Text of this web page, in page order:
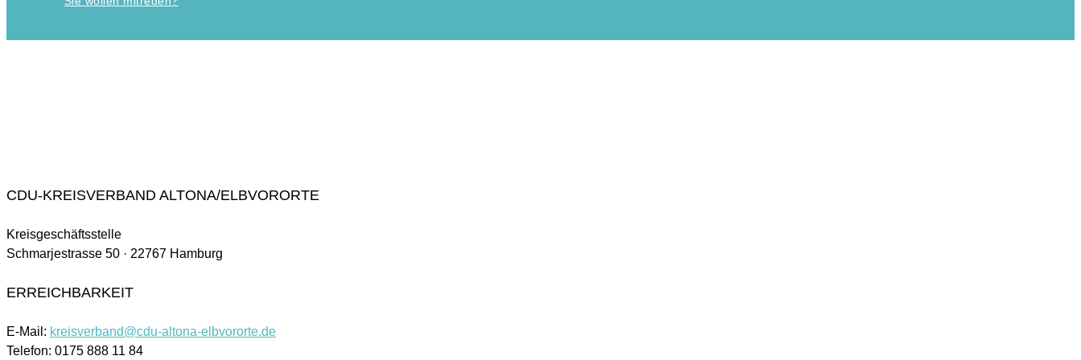
CDU-KREISVERBAND ALTONA/ELBVORORTE
Kreisgeschäftsstelle
Schmarjestrasse 50 · 22767 Hamburg
ERREICHBARKEIT
E-Mail: kreisverband@cdu-altona-elbvororte.de
Telefon: 0175 888 11 84